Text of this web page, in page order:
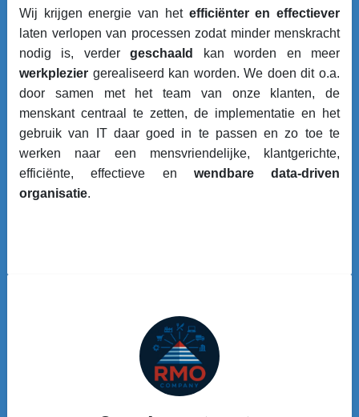
Wij krijgen energie van het efficiënter en effectiever
laten verlopen van processen zodat minder menskracht
nodig is, verdergeschaald
kan worden en meer
werkplezier gerealiseerd kan worden. We doen dit o.a.
door samen met het team van onze klanten, de
menskant centraal te zetten, de implementatie en het
gebruik van IT daar goed in te passen en zo toe te
werken naar een mensvriendelijke, klantgerichte,
efficiënte, effectieve en wendbare data-driven
organisatie.